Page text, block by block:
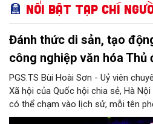
Nổi bật Tạp chí
Đánh thức di sản, tạo
công nghiệp văn hóa Thủ
PGS.TS Bùi Hoài Sơn - Uỷ viên
Xã hội của Quốc hội chia sẻ, Hà
có thể chạm vào lịch sử, mỗi tên
hồ, nếp nhà, câu hát, món ăn, làn